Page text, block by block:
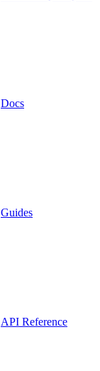
Docs
Guides
API Reference